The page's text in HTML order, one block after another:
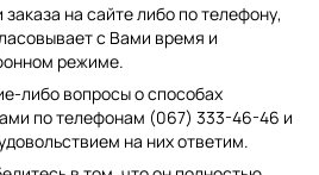
на сайте либо по телефону,
с Вами время и
режиме.
либо вопросы о способах
по телефонам (067) 333-46-46 и
на них ответим.